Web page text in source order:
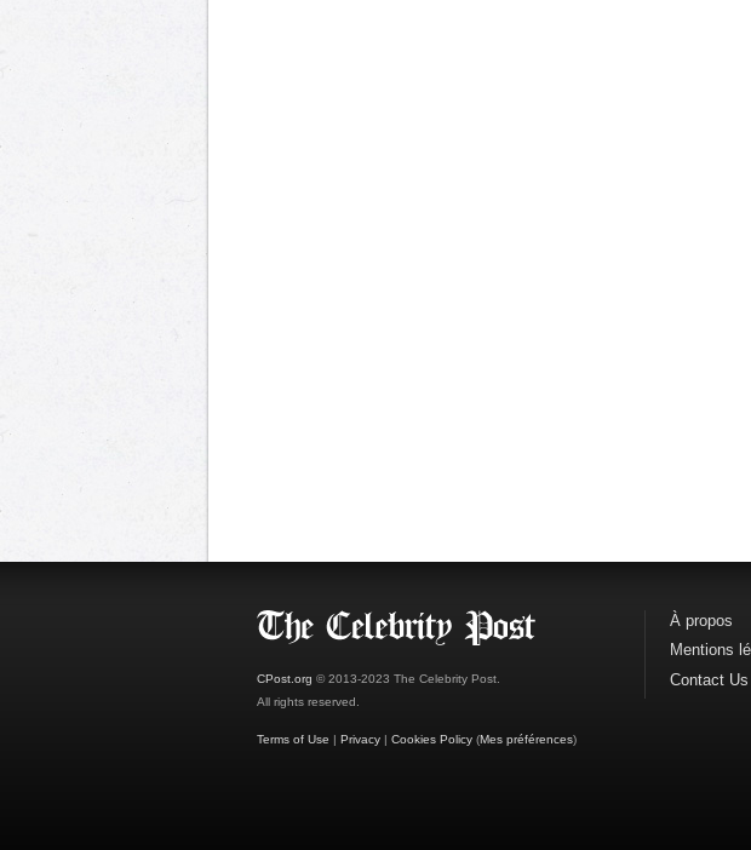
CPost.org © 2013-2023 The Celebrity Post.
All rights reserved.
Terms of Use | Privacy | Cookies Policy (Mes préférences)
À propos
Mentions
Contact Us